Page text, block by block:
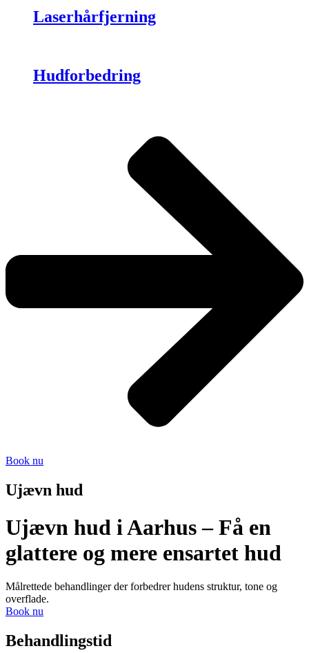
Laserhårfjerning
Hudforbedring
Book nu
Ujævn hud
Ujævn hud i Aarhus – Få en
glattere og mere ensartet hud
Målrettede behandlinger der forbedrer hudens struktur, tone og
overflade.
Book nu
Behandlingstid